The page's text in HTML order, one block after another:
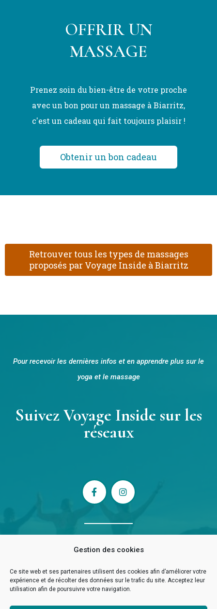
Gestion des cookies
Ce site web et ses partenaires utilisent des cookies afin d’améliorer votre
expérience et de récolter des données sur le trafic du site. Acceptez leur
utilisation afin de poursuivre votre navigation.
OFFRIR UN
MASSAGE
Prenez soin du bien-être de votre proche
avec un bon pour un massage à Biarritz,
c'est un cadeau qui fait toujours plaisir !
Obtenir un bon cadeau
Retrouver tous les types de massages
proposés par Voyage Inside à Biarritz
Pour recevoir les dernières infos et en apprendre plus sur le
yoga et le massage
Suivez Voyage Inside sur les
réseaux
F
a
c
o
o
-
I
n
s
g
r
m
Inscrivez-vous à la Newsletter